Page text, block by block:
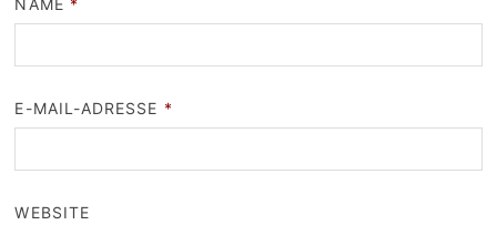
E-MAIL-ADRESSE *
WEBSITE